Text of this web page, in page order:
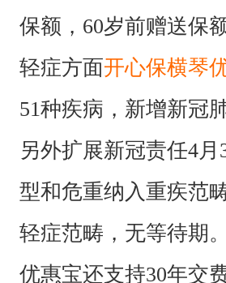
保额，60岁前赠送保
轻症方面开心保横琴
51种疾病，新增新冠
另外扩展新冠责任4月
型和危重纳入重疾范
轻症范畴，无等待期
优惠宝还支持30年交